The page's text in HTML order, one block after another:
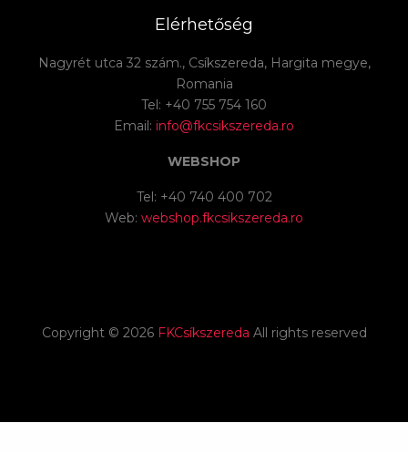
Elérhetőség
Nagyrét utca 32 szám., Csíkszereda, Hargita megye,
Romania
Tel: +40 755 754 160
Email: info@fkcsikszereda.ro
WEBSHOP
Tel: +40 740 400 702
Web: webshop.fkcsikszereda.ro
Copyright © 2026 FKCsíkszereda All rights reserved